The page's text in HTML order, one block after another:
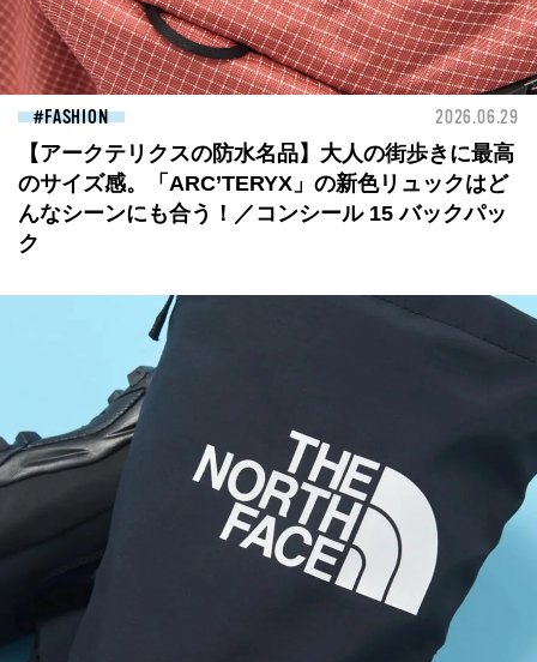
FASHION 2026.06.29
【アークテリクスの防水名品】大人の街歩きに最高
のサイズ感。「ARC’TERYX」の新色リュックはど
んなシーンにも合う！／コンシール 15 バックパッ
ク